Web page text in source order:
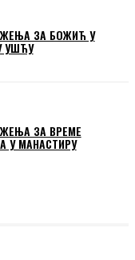
ЗА БОЖИЋ У
УШЋУ
ЗА ВРЕМЕ
У МАНАСТИРУ